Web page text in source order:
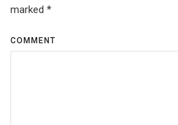
marked *
COMMENT